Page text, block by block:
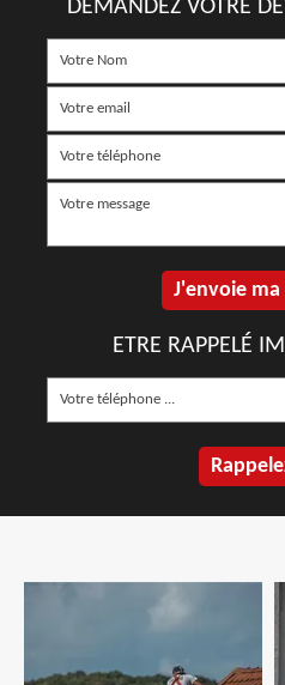
DEMANDEZ VOTRE
ETRE RAPPELÉ